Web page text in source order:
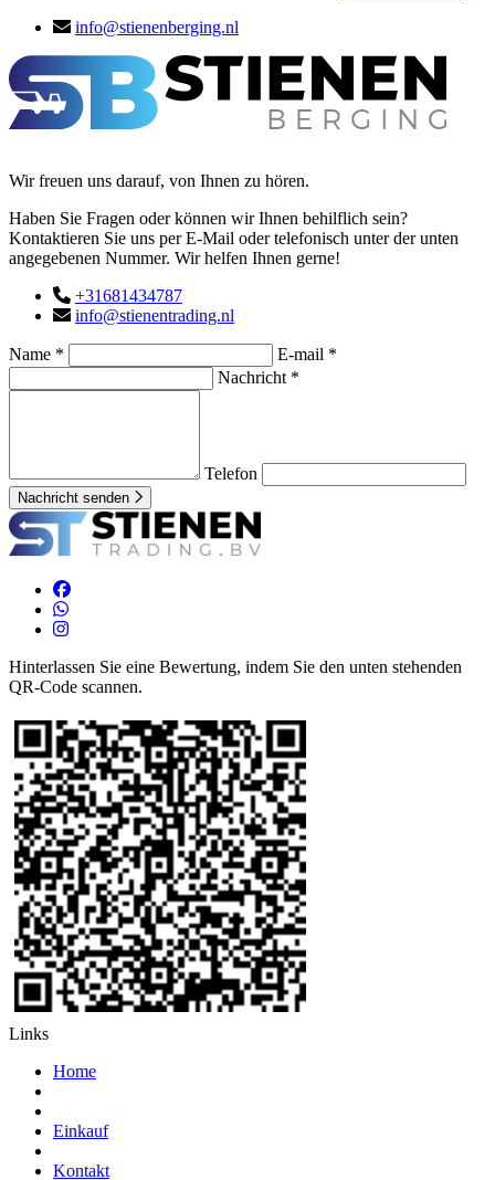
info@stienenberging.nl
Wir freuen uns darauf, von Ihnen zu hören.
Haben Sie Fragen oder können wir Ihnen behilflich sein?
Kontaktieren Sie uns per E-Mail oder telefonisch unter der unten
angegebenen Nummer. Wir helfen Ihnen gerne!
+31681434787
info@stienentrading.nl
Name *
E-mail *
Nachricht *
Telefon
Nachricht senden
Hinterlassen Sie eine Bewertung, indem Sie den unten stehenden
QR-Code scannen.
Links
Home
Einkauf
Kontakt